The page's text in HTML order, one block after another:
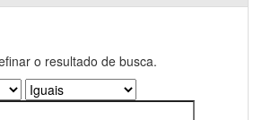
o resultado de busca.